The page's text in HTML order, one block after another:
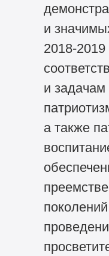
и
2018-2019
и
а также